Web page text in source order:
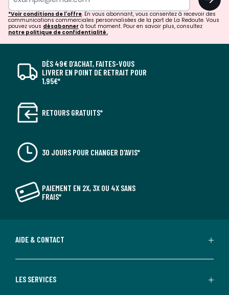
*Voir conditions de l'offre. En vous abonnant, vous consentez à recevoir des
communications commerciales personnalisées de la part de La Redoute. Vous
pouvez vous désabonner à tout moment. Pour en savoir plus, consultez
notre politique de confidentialité.
DÈS 49€ D’ACHAT, FAITES-VOUS
LIVRER EN POINT DE RETRAIT POUR
1,95€*
RETOURS GRATUITS*
30 JOURS POUR CHANGER D'AVIS*
PAIEMENT EN 2X, 3X OU 4X SANS
FRAIS*
AIDE & CONTACT
LES SERVICES